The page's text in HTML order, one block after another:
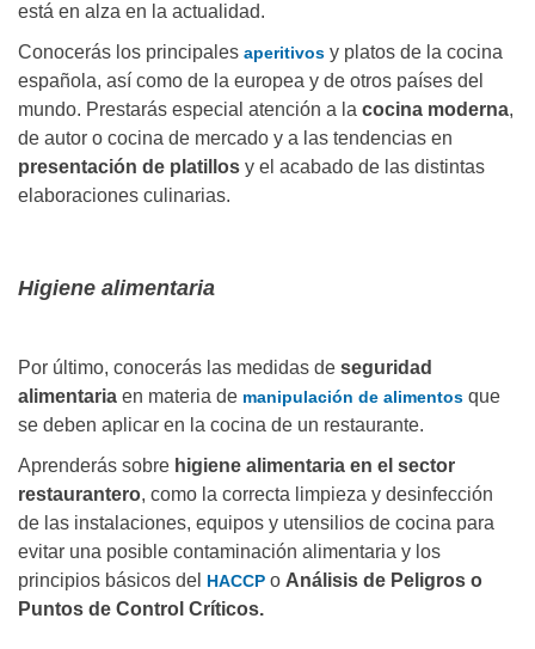
está en alza en la actualidad.
Conocerás los principales aperitivos y platos de la cocina
española, así como de la europea y de otros países del
mundo. Prestarás especial atención a la cocina moderna,
de autor o cocina de mercado y a las tendencias en
presentación de platillos y el acabado de las distintas
elaboraciones culinarias.
Higiene alimentaria
Por último, conocerás las medidas de seguridad
alimentaria en materia de manipulación de alimentos que
se deben aplicar en la cocina de un restaurante.
Aprenderás sobre higiene alimentaria en el sector
restaurantero, como la correcta limpieza y desinfección
de las instalaciones, equipos y utensilios de cocina para
evitar una posible contaminación alimentaria y los
principios básicos del HACCP o Análisis de Peligros o
Puntos de Control Críticos.